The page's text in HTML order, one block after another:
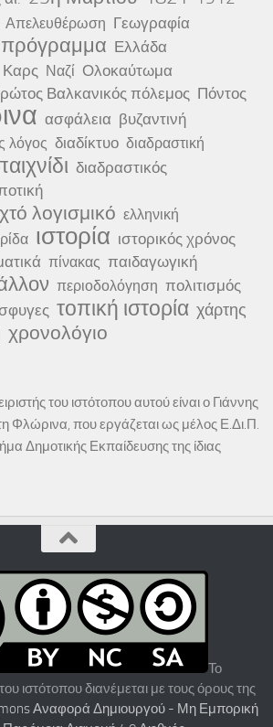
Απελευθέρωση Γεωγραφία
πρόγραμμα Ελλάδα
Καρς Ναζί Ολοκαύτωμα
Βαλκανικός πόλεμος Πόντος
ασφάλεια βυζαντινή
λόγος διαδίκτυο διαδραστική
διαδραστικός
λογισμικό ελληνική
ιστορία ιστορικός χρόνος
πίνακας παιδαγωγική
περιοδολόγηση πολιτισμός
τοπική ιστορία χάρτης
χρονολόγιο
του ιστότοπου αυτού είναι ο Γιάννης
Φλώρινα, που εργάζεται ως μέλος Ε.Δι.Π.
Δημοτικής Εκπαίδευσης της ίδιας
Το
ιστότοπου διανέμεται με τους όρους της
Αναφορά Δημιουργού - Μη Εμπορική